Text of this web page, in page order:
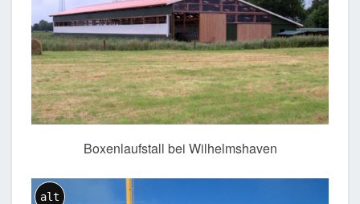
Boxenlaufstall bei Wilhelmshaven
alt